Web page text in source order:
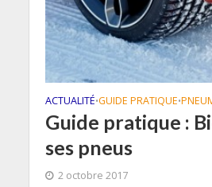
ACTUALITÉ•GUIDE PRATIQUE•
Guide pratique :
ses pneus
2 octobre 2017